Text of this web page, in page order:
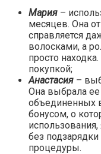
Мария –
месяцев. Она
справляется
волосками, а
просто
покупкой;
Анастасия –
Она выбрала
объединенных
бонусом, о
без
процедуры.